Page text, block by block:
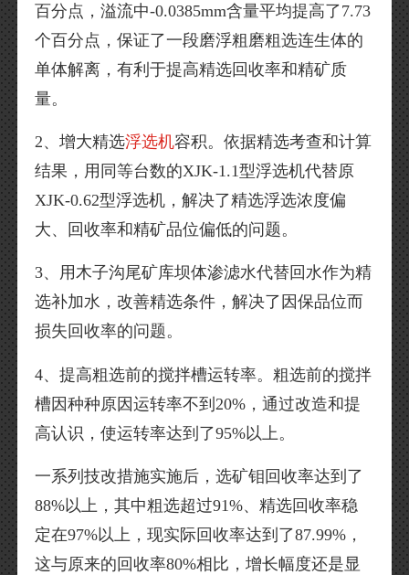
百分点，溢流中-0.0385mm含量平均提高了7.73
个百分点，保证了一段磨浮粗磨粗选连生体的
单体解离，有利于提高精选回收率和精矿质
量。
2、增大精选浮选机容积。依据精选考查和计算
结果，用同等台数的XJK-1.1型浮选机代替原
XJK-0.62型浮选机，解决了精选浮选浓度偏
大、回收率和精矿品位偏低的问题。
3、用木子沟尾矿库坝体渗滤水代替回水作为精
选补加水，改善精选条件，解决了因保品位而
损失回收率的问题。
4、提高粗选前的搅拌槽运转率。粗选前的搅拌
槽因种种原因运转率不到20%，通过改造和提
高认识，使运转率达到了95%以上。
一系列技改措施实施后，选矿钼回收率达到了
88%以上，其中粗选超过91%、精选回收率稳
定在97%以上，现实际回收率达到了87.99%，
这与原来的回收率80%相比，增长幅度还是显